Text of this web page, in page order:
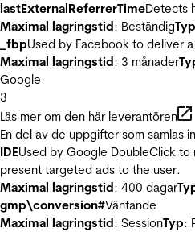
lastExternalReferrerTimeDetects
Maximal lagringstid: BeständigTyp
_fbpUsed by Facebook to deliver
Maximal lagringstid: 3 månader
Google
3
Läs mer om den här leverantören
En del av de uppgifter som samlas
IDEUsed by Google DoubleClick
present targeted ads to the user.
Maximal lagringstid: 400 dagar
gmp\conversion#Väntande
Maximal lagringstid: SessionTyp: